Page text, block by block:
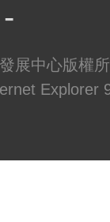
展中心版權
Explorer